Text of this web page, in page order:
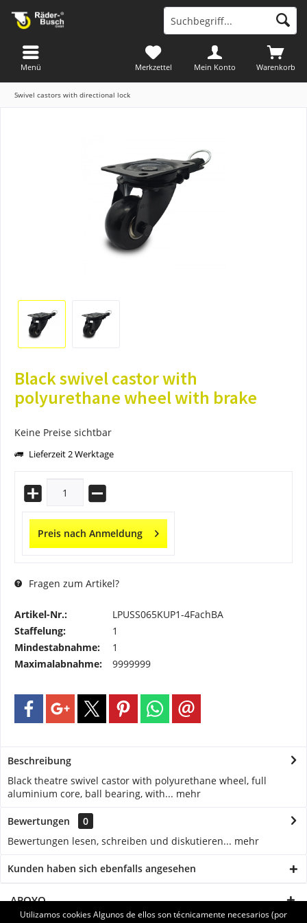
Warenkorb
Merkzettel Mein Konto
Menü
Swivel castors with directional lock
Black swivel castor with
polyurethane wheel with brake
Keine Preise sichtbar
Lieferzeit 2 Werktage
Preis nach Anmeldung
Fragen zum Artikel?
Artikel-Nr.:
LPUSS065KUP1-4FachBA
Staffelung:
1
Mindestabnahme:
1
Maximalabnahme:
9999999
Beschreibung
Black theatre swivel castor with polyurethane wheel, full
aluminium core, ball bearing, with... mehr
Bewertungen
0
Bewertungen lesen, schreiben und diskutieren... mehr
Kunden haben sich ebenfalls angesehen
APOYO
Utilizamos cookies Algunos de ellos son técnicamente necesarios (por